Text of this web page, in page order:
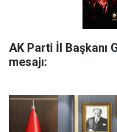
AK Parti İl Başkanı
mesajı: